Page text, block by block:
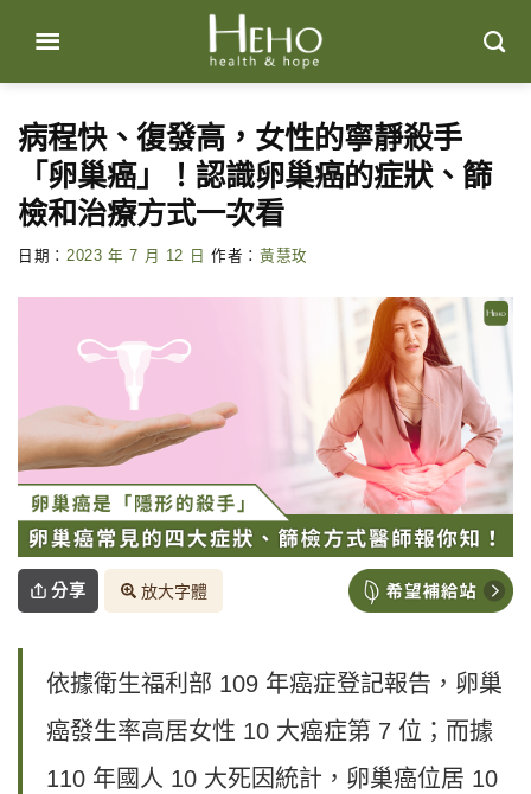
content
病程快、復發高，女性的寧靜殺手
「卵巢癌」！認識卵巢癌的症狀、篩
檢和治療方式一次看
日期： 2023 年 7 月 12 日 作者： 黃慧玫
分享 放大字體
依據衛生福利部 109 年癌症登記報告，卵巢
癌發生率高居女性 10 大癌症第 7 位；而據
110 年國人 10 大死因統計，卵巢癌位居 10